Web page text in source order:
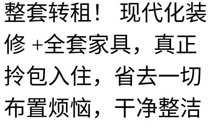
整套转租！ 现代化装
修 +全套家具，真正
拎包入住，省去一切
布置烦恼，干净整洁